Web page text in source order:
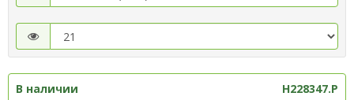
В наличии H228347.P